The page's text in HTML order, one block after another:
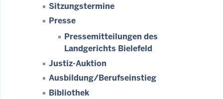
Sitzungstermine
Presse
Pressemitteilungen des
Landgerichts Bielefeld
Justiz-Auktion
Ausbildung/Berufseinstieg
Bibliothek